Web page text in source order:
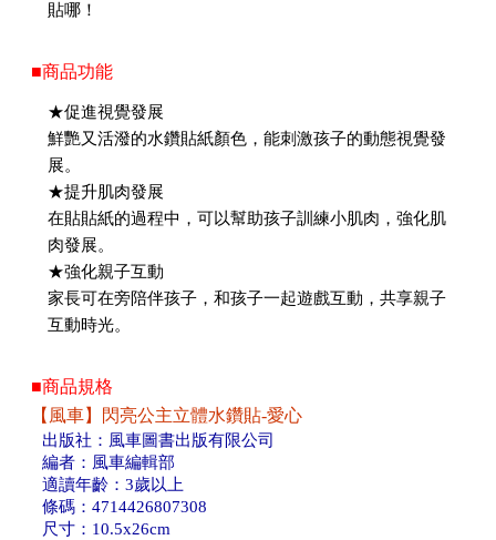
貼哪！
■商品功能
★促進視覺發展
鮮艷又活潑的水鑽貼紙顏色，能刺激孩子的動態視覺發
展。
★提升肌肉發展
在貼貼紙的過程中，可以幫助孩子訓練小肌肉，強化肌
肉發展。
★強化親子互動
家長可在旁陪伴孩子，和孩子一起遊戲互動，共享親子
互動時光。
■商品規格
【風車】閃亮公主立體水鑽貼-愛心
出版社：風車圖書出版有限公司
編者：風車編輯部
適讀年齡：3歲以上
條碼：4714426807308
尺寸：10.5x26cm